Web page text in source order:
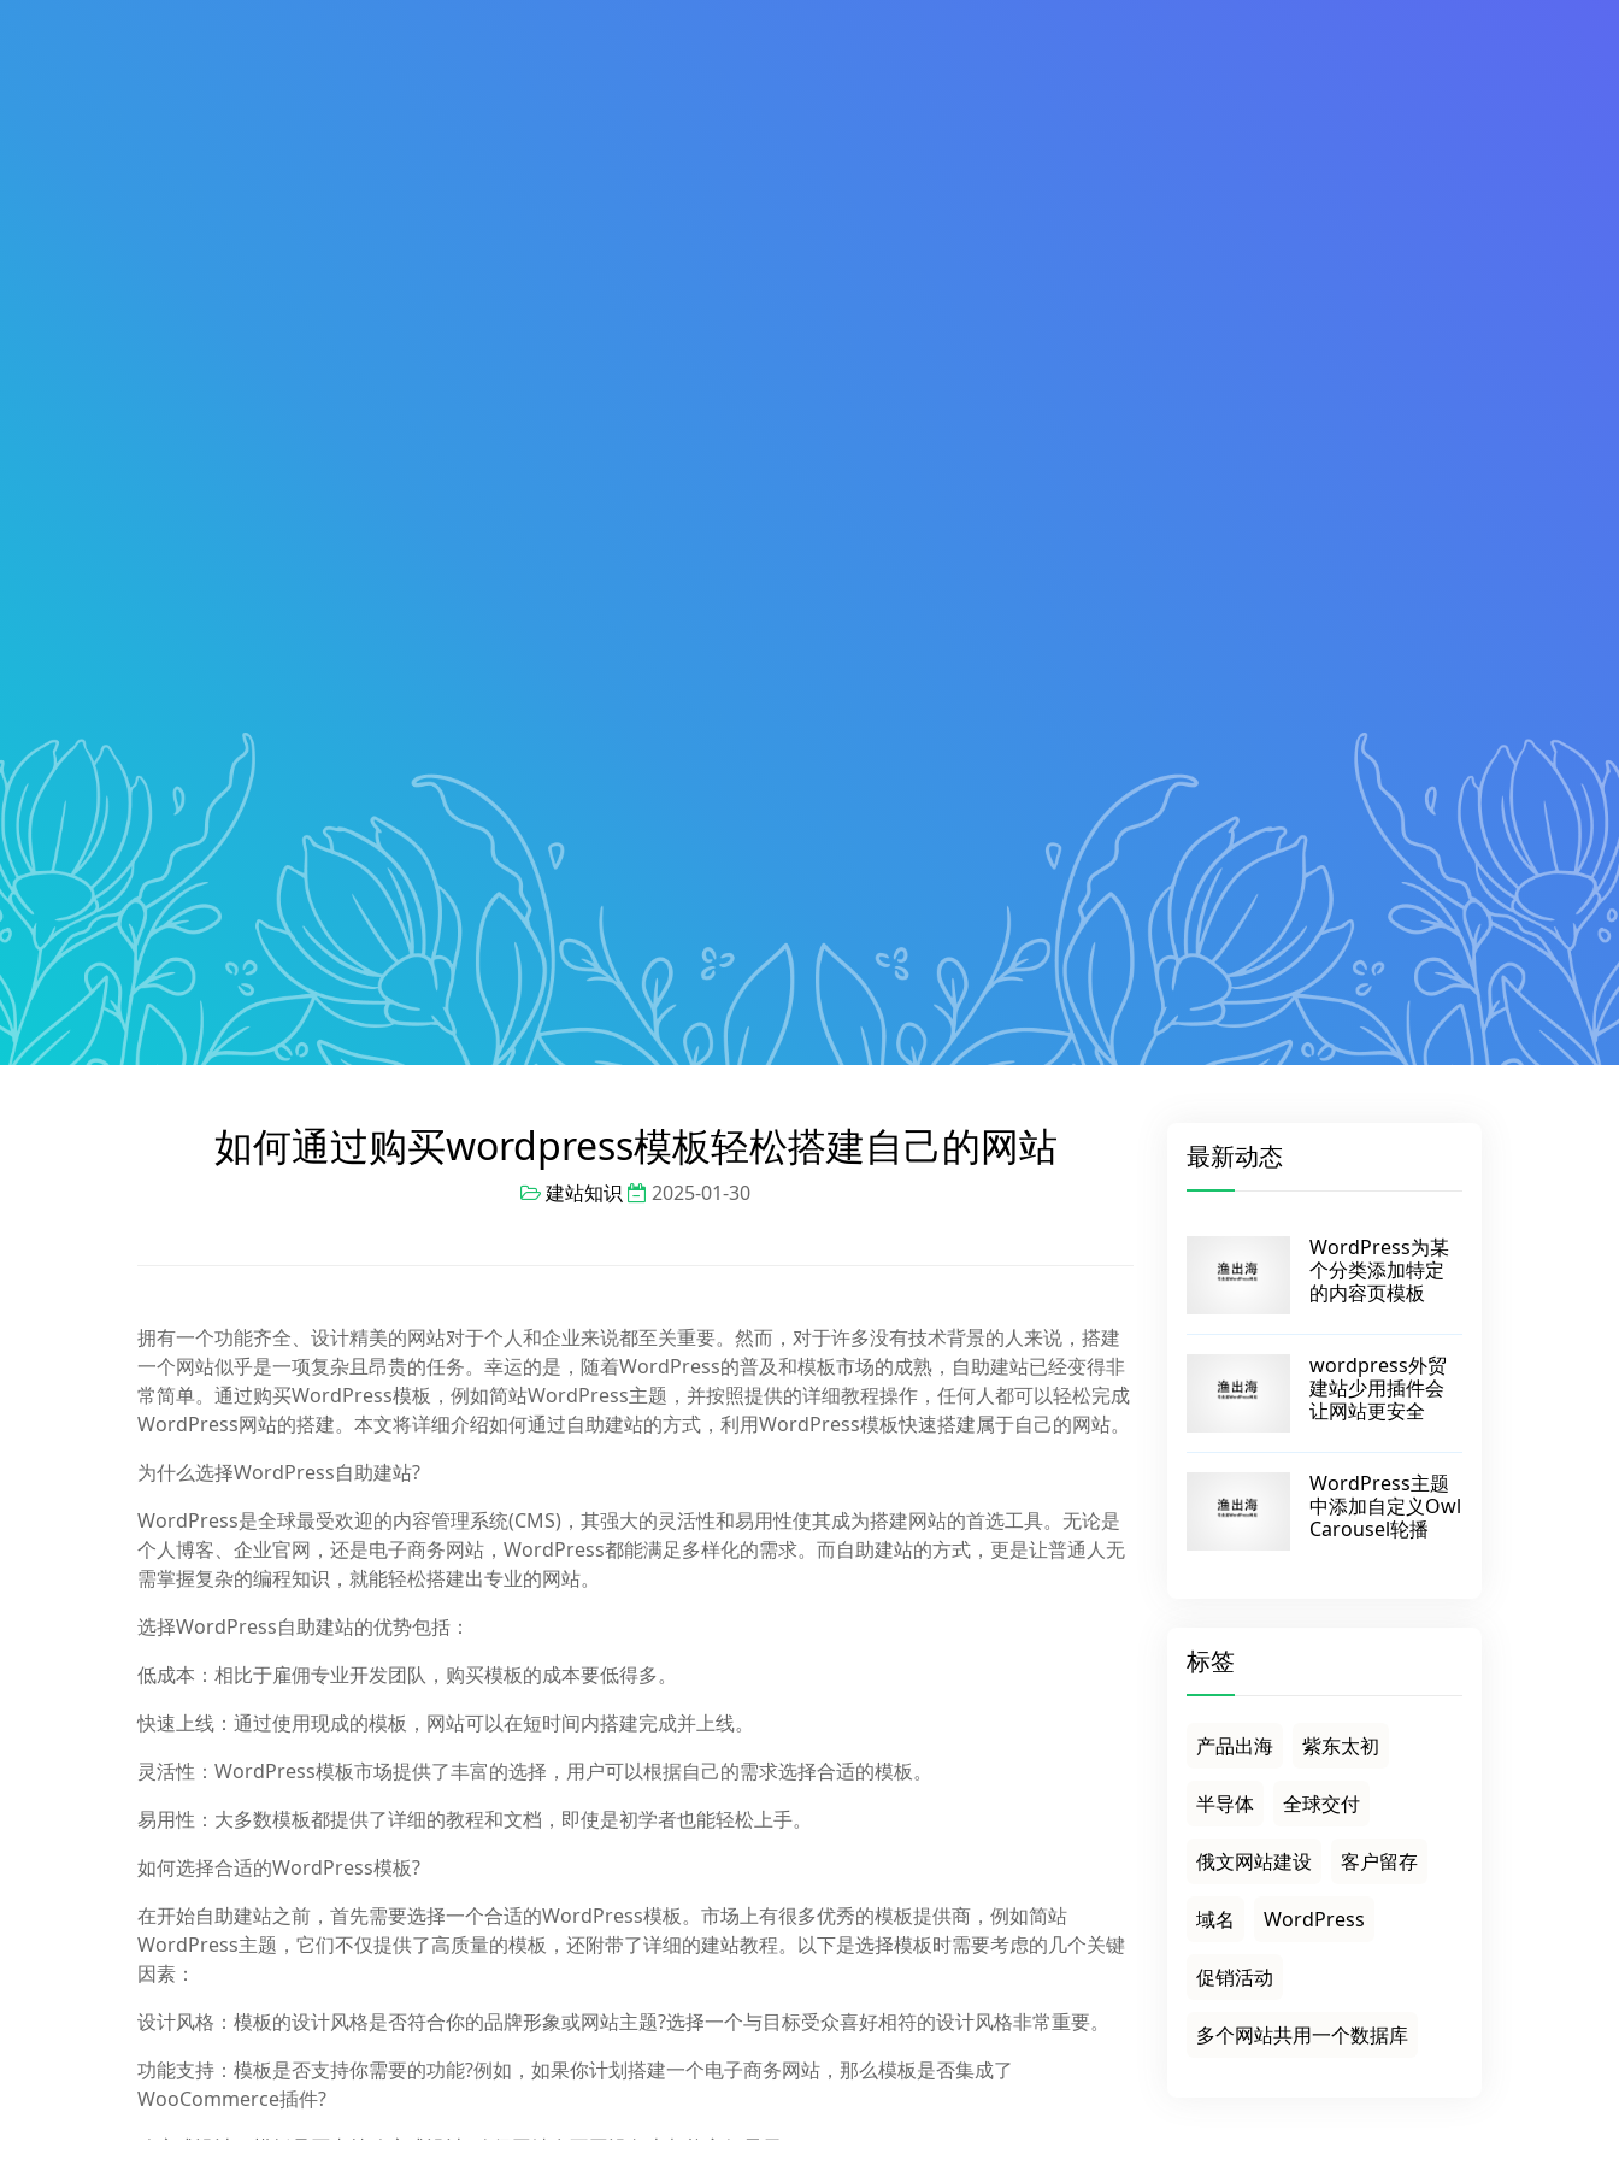
如何通过购买wordpress模板轻松搭建自己的网站
建站知识 2025-01-30
拥有一个功能齐全、设计精美的网站对于个人和企业来说都至关重要。然而，对于许多没有技术背景的人来说，搭建
一个网站似乎是一项复杂且昂贵的任务。幸运的是，随着WordPress的普及和模板市场的成熟，自助建站已经变得非
常简单。通过购买WordPress模板，例如简站WordPress主题，并按照提供的详细教程操作，任何人都可以轻松完成
WordPress网站的搭建。本文将详细介绍如何通过自助建站的方式，利用WordPress模板快速搭建属于自己的网站。
为什么选择WordPress自助建站?
WordPress是全球最受欢迎的内容管理系统(CMS)，其强大的灵活性和易用性使其成为搭建网站的首选工具。无论是
个人博客、企业官网，还是电子商务网站，WordPress都能满足多样化的需求。而自助建站的方式，更是让普通人无
需掌握复杂的编程知识，就能轻松搭建出专业的网站。
选择WordPress自助建站的优势包括：
低成本：相比于雇佣专业开发团队，购买模板的成本要低得多。
快速上线：通过使用现成的模板，网站可以在短时间内搭建完成并上线。
灵活性：WordPress模板市场提供了丰富的选择，用户可以根据自己的需求选择合适的模板。
易用性：大多数模板都提供了详细的教程和文档，即使是初学者也能轻松上手。
如何选择合适的WordPress模板?
在开始自助建站之前，首先需要选择一个合适的WordPress模板。市场上有很多优秀的模板提供商，例如简站
WordPress主题，它们不仅提供了高质量的模板，还附带了详细的建站教程。以下是选择模板时需要考虑的几个关键
因素：
设计风格：模板的设计风格是否符合你的品牌形象或网站主题?选择一个与目标受众喜好相符的设计风格非常重要。
功能支持：模板是否支持你需要的功能?例如，如果你计划搭建一个电子商务网站，那么模板是否集成了
WooCommerce插件?
响应式设计：模板是否支持响应式设计?确保网站在不同设备上都能良好显示。
最新动态
WordPress为某
个分类添加特定
的内容页模板
wordpress外贸
建站少用插件会
让网站更安全
WordPress主题
中添加自定义Owl
Carousel轮播
标签
产品出海 紫东太初
半导体 全球交付
俄文网站建设 客户留存
域名 WordPress
促销活动
多个网站共用一个数据库